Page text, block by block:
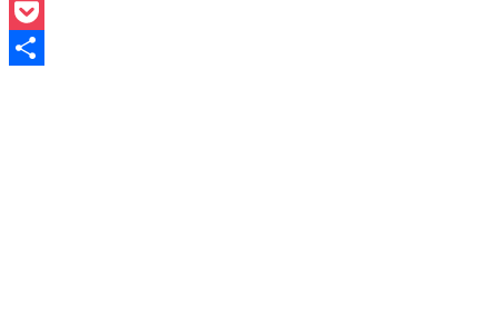
Hatena
Pocket